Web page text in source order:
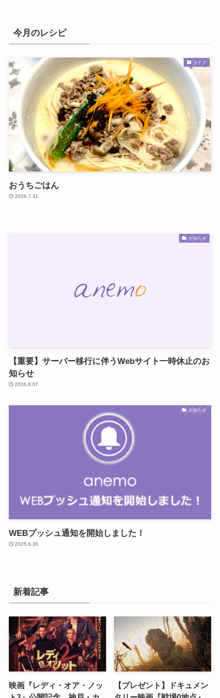
今月のレシピ
ライフ
おうちごはん
2026.7.31
お知らせ
【重要】サーバー移行に伴うWebサイト一時休止のお
知らせ
2026.8.07
お知らせ
WEBプッシュ通知を開始しました！
2025.6.30
新着記事
映画『レディ・オア・ノッ
【プレゼント】ドキュメン